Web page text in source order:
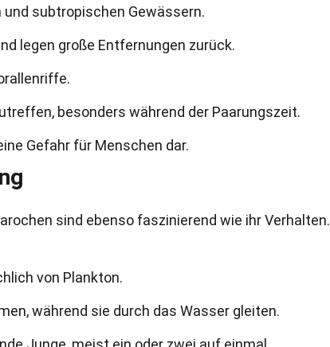
subtropischen Gewässern.
legen große Entfernungen zurück.
besonders während der Paarungszeit.
Gefahr für Menschen dar.
sind ebenso faszinierend wie ihr Verhalten.
von Plankton.
während sie durch das Wasser gleiten.